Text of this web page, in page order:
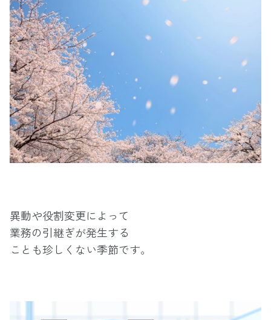
異動や役割変更によって
業務の引継ぎが発生する
ことも珍しくない季節です。